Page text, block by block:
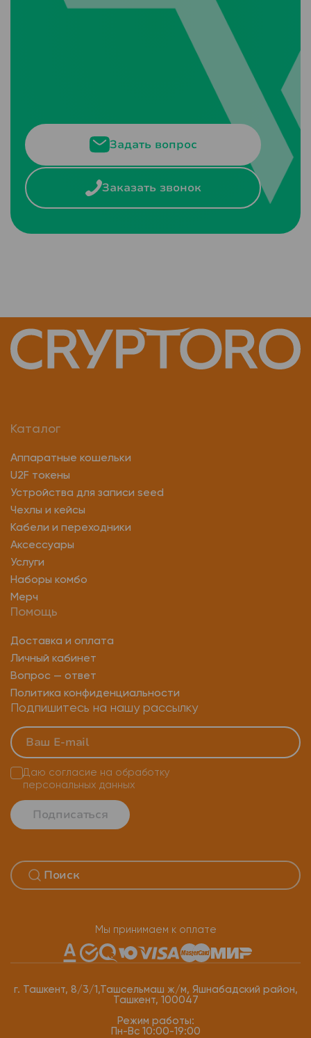
Задать вопрос
Заказать звонок
Каталог
Аппаратные кошельки
U2F токены
Устройства для записи seed
Чехлы и кейсы
Кабели и переходники
Аксессуары
Услуги
Наборы комбо
Мерч
Помощь
Доставка и оплата
Личный кабинет
Вопрос — ответ
Политика конфиденциальности
Подпишитесь на нашу рассылку
Подписаться
Даю согласие на обработку
персональных данных
Мы принимаем к оплате
г. Ташкент, 8/3/1,Ташсельмаш ж/м, Яшнабадский район,
Ташкент, 100047
Режим работы:
Пн-Вс 10:00-19:00